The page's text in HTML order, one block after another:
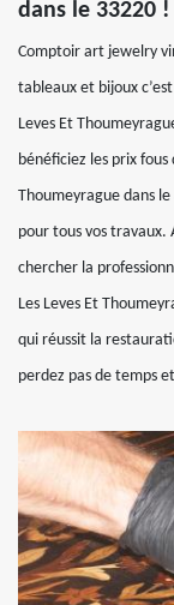
dans le 33220 !
Comptoir art jewelry
tableaux et bijoux
Leves Et
bénéficiez les prix
Thoumeyrague dans
pour tous vos travaux.
chercher la
Les Leves Et
qui réussit la
perdez pas de temps